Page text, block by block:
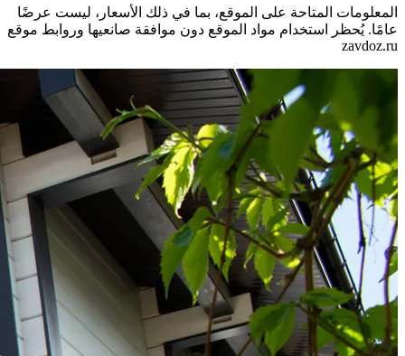
المعلومات المتاحة على الموقع، بما في ذلك الأسعار، ليست عرضًا
عامًا. يُحظر استخدام مواد الموقع دون موافقة صانعيها وروابط موقع
zavdoz.ru